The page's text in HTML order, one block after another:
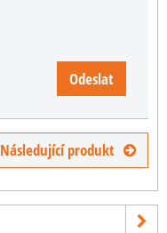
Odeslat
Následující produkt